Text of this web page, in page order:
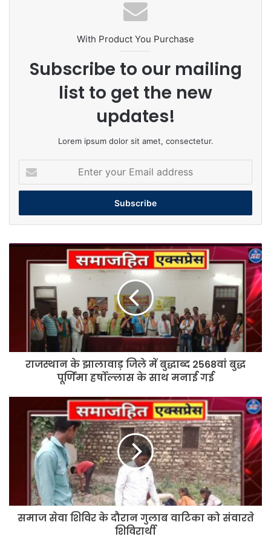
With Product You Purchase
Subscribe to our mailing
list to get the new
updates!
Lorem ipsum dolor sit amet, consectetur.
your
Email
राजस्थान
2568वां
पूर्णिमा
हर्षोल्लासराजस्थान के झालावाड़ जिले में बुद्धाब्द 2568वां बुद्ध
पूर्णिमा हर्षोल्लास के साथ मनाई गई
संवारते
शिविरार्थी
समाज सेवा शिविर के दौरान गुलाब वाटिका को संवारते
शिविरार्थी